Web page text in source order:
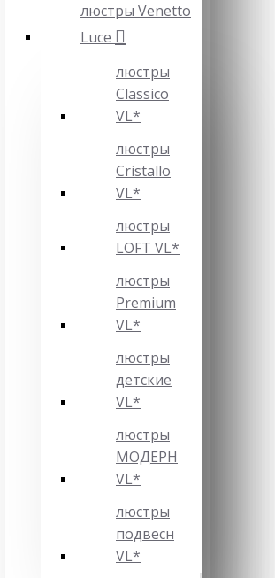
люстры Venetto
Luce
люстры
Classico
VL*
люстры
Cristallo
VL*
люстры
LOFT VL*
люстры
Premium
VL*
люстры
детские
VL*
люстры
МОДЕРН
VL*
люстры
подвесн
VL*